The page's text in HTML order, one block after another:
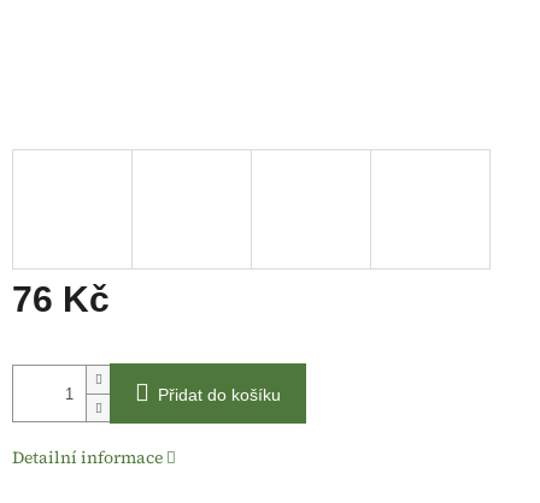
76 Kč
cena:
Přidat do košíku
Detailní informace